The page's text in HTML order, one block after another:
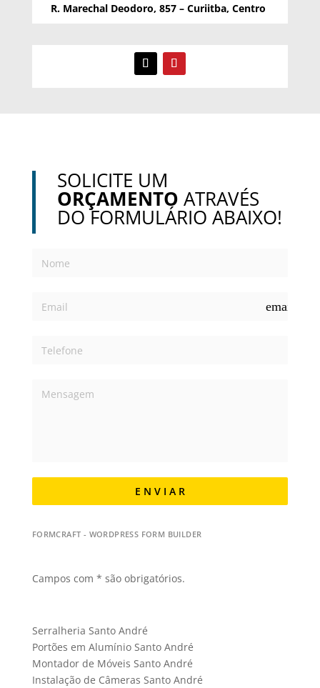
R. Marechal Deodoro, 857 – Curiitba, Centro
SOLICITE UM
ORÇAMENTO ATRAVÉS
DO FORMULÁRIO ABAIXO!
email
E N V I A R
FORMCRAFT - WORDPRESS FORM BUILDER
Campos com * são obrigatórios.
Serralheria Santo André
Portões em Alumínio Santo André
Montador de Móveis Santo André
Instalação de Câmeras Santo André